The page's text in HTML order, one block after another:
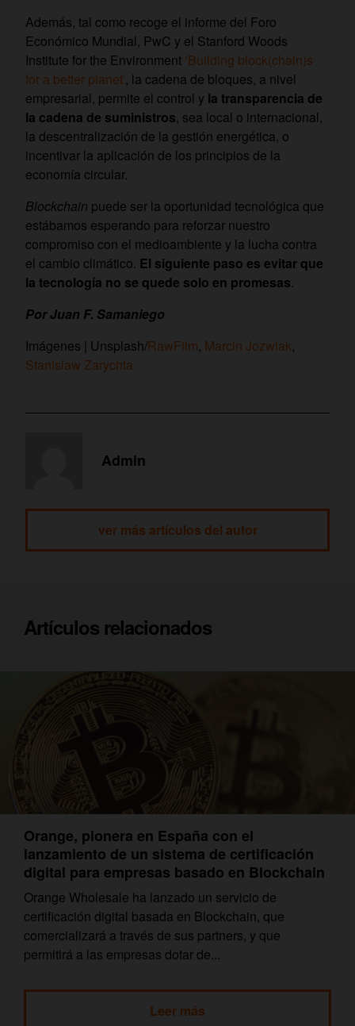
Además, tal como recoge el informe del Foro
Económico Mundial, PwC y el Stanford Woods
Institute for the Environment ‘Building block(chain)s
for a better planet’, la cadena de bloques, a nivel
empresarial, permite el control y la transparencia de
la cadena de suministros, sea local o internacional,
la descentralización de la gestión energética, o
incentivar la aplicación de los principios de la
economía circular.
Blockchain puede ser la oportunidad tecnológica que
estábamos esperando para reforzar nuestro
compromiso con el medioambiente y la lucha contra
el cambio climático. El siguiente paso es evitar que
la tecnología no se quede solo en promesas.
Por Juan F. Samaniego
Imágenes | Unsplash/RawFilm, Marcin Jozwiak,
Stanislaw Zarychta
Admin
ver más artículos del autor
Artículos relacionados
Orange, pionera en España con el
lanzamiento de un sistema de certificación
digital para empresas basado en Blockchain
Orange Wholesale ha lanzado un servicio de
certificación digital basada en Blockchain, que
comercializará a través de sus partners, y que
permitirá a las empresas dotar de...
Leer más